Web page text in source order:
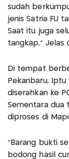
sudah
jenis Satria FU
Saat itu juga
tangkap," Jelas
Di tempat
Pekanbaru, Iptu
diserahkan ke
Sementara dua
diproses di
"Barang bukti
bodong hasil